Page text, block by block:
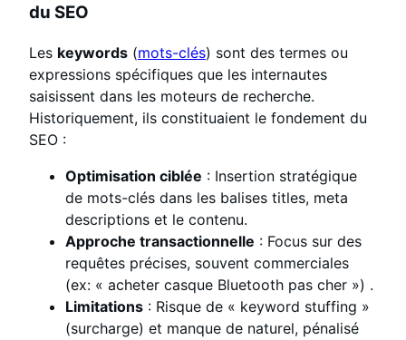
du SEO
Les keywords (mots-clés) sont des termes ou
expressions spécifiques que les internautes
saisissent dans les moteurs de recherche.
Historiquement, ils constituaient le fondement du
SEO :
Optimisation ciblée : Insertion stratégique
de mots-clés dans les balises titles, meta
descriptions et le contenu.
Approche transactionnelle : Focus sur des
requêtes précises, souvent commerciales
(ex: « acheter casque Bluetooth pas cher ») .
Limitations : Risque de « keyword stuffing »
(surcharge) et manque de naturel, pénalisé